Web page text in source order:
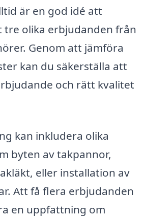
är en god idé att
tre olika erbjudanden från
Genom att jämföra
kan du säkerställa att
och rätt kvalitet
kan inkludera olika
byten av takpannor,
eller installation av
Att få flera erbjudanden
en uppfattning om